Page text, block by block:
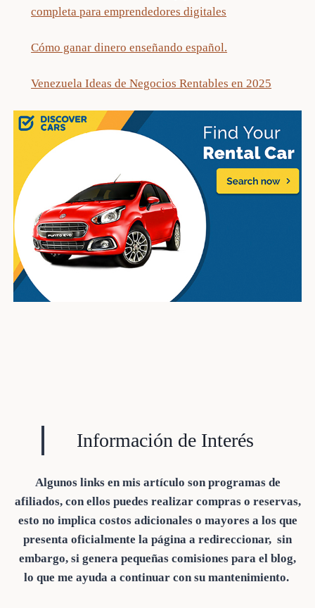
completa para emprendedores digitales
Cómo ganar dinero enseñando español.
Venezuela Ideas de Negocios Rentables en 2025
Información de Interés
Algunos links en mis artículo son programas de
afiliados, con ellos puedes realizar compras o reservas,
esto no implica costos adicionales o mayores a los que
presenta oficialmente la página a redireccionar, sin
embargo, si genera pequeñas comisiones para el blog,
lo que me ayuda a continuar con su mantenimiento.